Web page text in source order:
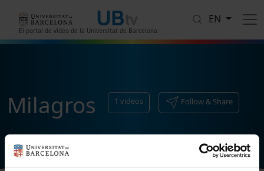
El portal de vídeo de la Universitat de Barcelona
EN
Milagros 1 videos Follow & Share